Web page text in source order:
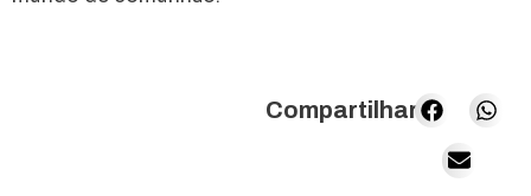
Compartilhar: